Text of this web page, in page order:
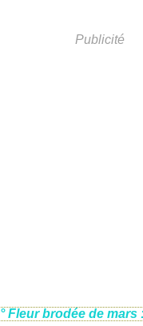
Publicité
° Fleur brodée de mars